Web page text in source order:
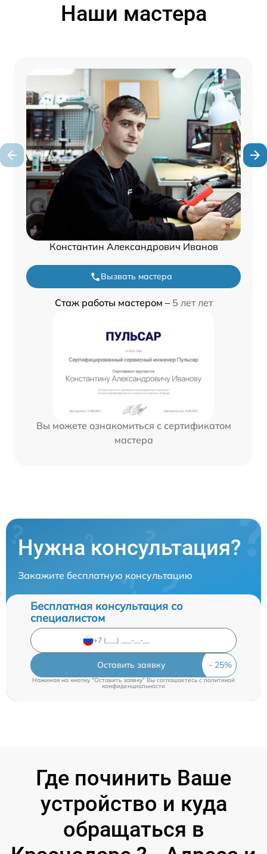
Наши мастера
Константин Александрович Иванов
Вызвать мастера
Стаж работы мастером – 5 лет лет
Вы можете ознакомиться с сертификатом
мастера
Нужна консультация?
Закажите бесплатную консультацию
Бесплатная консультация со
специалистом
Оставить заявку
Нажимая на кнопку "Оставить заявку" Вы соглашаетесь cполитикой
конфиденциальности
Где починить Ваше
устройство и куда
обращаться в